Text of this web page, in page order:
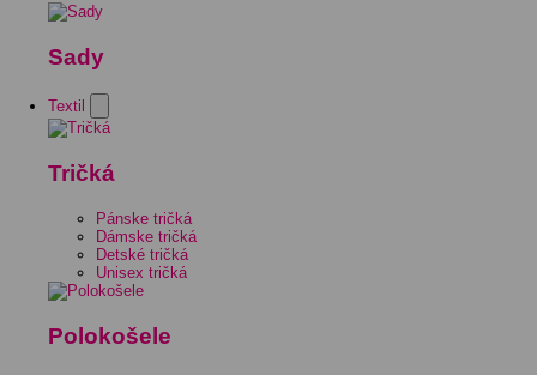
Sady
Textil
Tričká
Pánske tričká
Dámske tričká
Detské tričká
Unisex tričká
Polokošele